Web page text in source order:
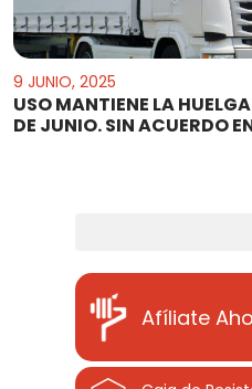
9 JUNIO, 2025
USO MANTIENE LA
DE JUNIO. SIN ACUERDO
Afíliate